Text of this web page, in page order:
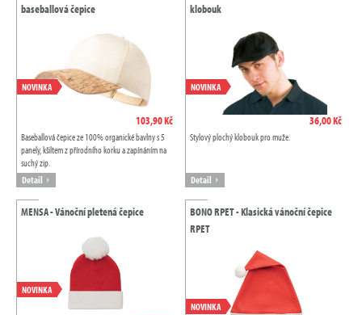
baseballová čepice
NOVINKA
103,90 Kč
Baseballová čepice ze 100% organické bavlny s 5
panely, kšiltem z přírodního korku a zapínáním na
suchý zip.
Detail
klobouk
NOVINKA
36,00 Kč
Stylový plochý klobouk pro muže.
Detail
MENSA - Vánoční pletená čepice
NOVINKA
BONO RPET - Klasická vánoční čepice
RPET
NOVINKA